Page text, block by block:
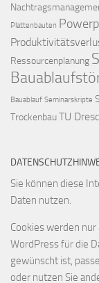
Plattenbauten
Ressourcenplanung
Bauablauf Seminarskripte
TrockenbauTU
Sie können diese
Daten nutzen.
Cookies werden
WordPress für die
gewünscht ist,
oder nutzen Sie